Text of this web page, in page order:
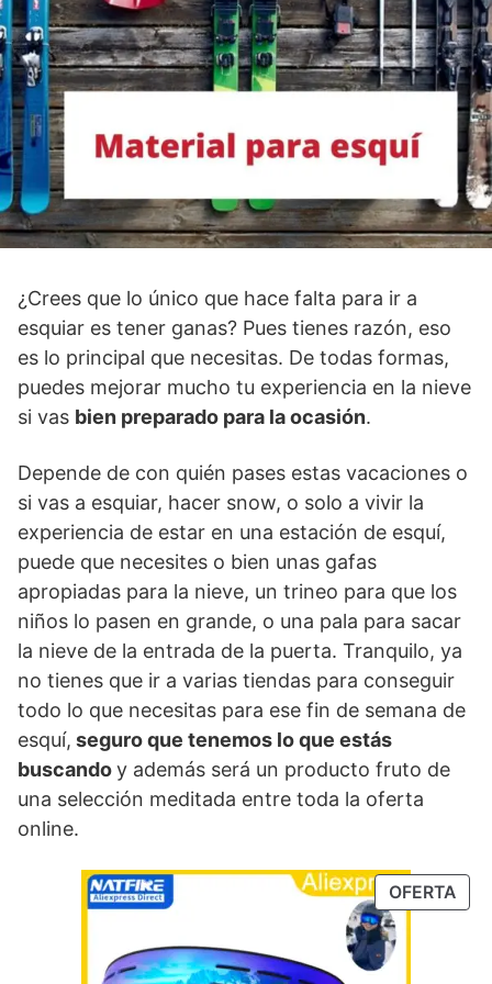
¿Crees que lo único que hace falta para ir a
esquiar es tener ganas? Pues tienes razón, eso
es lo principal que necesitas. De todas formas,
puedes mejorar mucho tu experiencia en la nieve
si vas bien preparado para la ocasión.
Depende de con quién pases estas vacaciones o
si vas a esquiar, hacer snow, o solo a vivir la
experiencia de estar en una estación de esquí,
puede que necesites o bien unas gafas
apropiadas para la nieve, un trineo para que los
niños lo pasen en grande, o una pala para sacar
la nieve de la entrada de la puerta. Tranquilo, ya
no tienes que ir a varias tiendas para conseguir
todo lo que necesitas para ese fin de semana de
esquí, seguro que tenemos lo que estás
buscandoy además será un producto fruto de
una selección meditada entre toda la oferta
online.
OFERTA
EN